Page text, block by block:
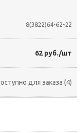
8(3822)64-62-22
62 руб./шт
для заказа (4)